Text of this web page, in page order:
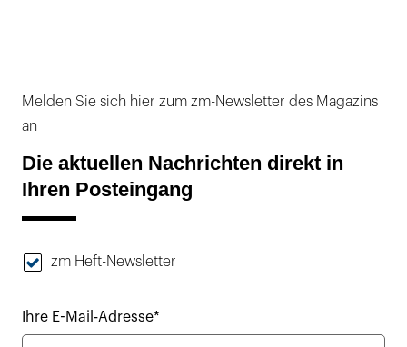
Melden Sie sich hier zum zm-Newsletter des Magazins
an
Die aktuellen Nachrichten direkt in
Ihren Posteingang
zm Heft-Newsletter
Ihre E-Mail-Adresse*